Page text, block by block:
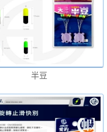
半豆